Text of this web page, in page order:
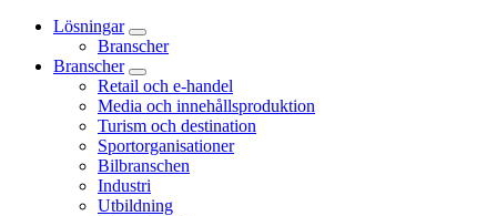
Lösningar
Branscher
Branscher
Retail och e-handel
Media och innehållsproduktion
Turism och destination
Sportorganisationer
Bilbranschen
Industri
Utbildning